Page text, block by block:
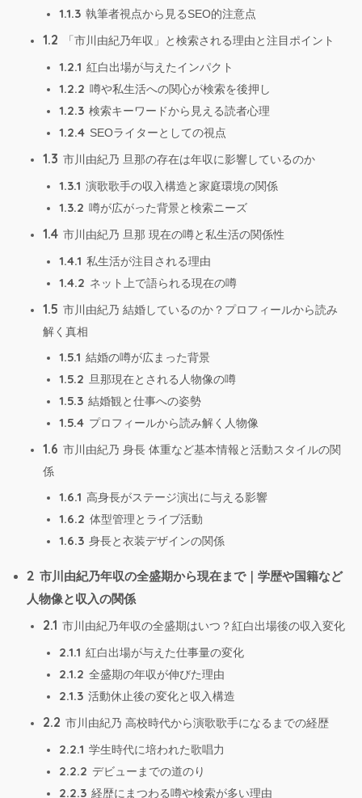
1.1.3 執筆者視点から見るSEO的注意点
1.2 「市川由紀乃年収」と検索される理由と注目ポイント
1.2.1 紅白出場が与えたインパクト
1.2.2 噂や私生活への関心が検索を後押し
1.2.3 検索キーワードから見える読者心理
1.2.4 SEOライターとしての視点
1.3 市川由紀乃 旦那の存在は年収に影響しているのか
1.3.1 演歌歌手の収入構造と家庭環境の関係
1.3.2 噂が広がった背景と検索ニーズ
1.4 市川由紀乃 旦那 現在の噂と私生活の関係性
1.4.1 私生活が注目される理由
1.4.2 ネット上で語られる現在の噂
1.5 市川由紀乃 結婚しているのか？プロフィールから読み
解く真相
1.5.1 結婚の噂が広まった背景
1.5.2 旦那現在とされる人物像の噂
1.5.3 結婚観と仕事への姿勢
1.5.4 プロフィールから読み解く人物像
1.6 市川由紀乃 身長 体重など基本情報と活動スタイルの関
係
1.6.1 高身長がステージ演出に与える影響
1.6.2 体型管理とライブ活動
1.6.3 身長と衣装デザインの関係
2 市川由紀乃年収の全盛期から現在まで｜学歴や国籍など
人物像と収入の関係
2.1 市川由紀乃年収の全盛期はいつ？紅白出場後の収入変化
2.1.1 紅白出場が与えた仕事量の変化
2.1.2 全盛期の年収が伸びた理由
2.1.3 活動休止後の変化と収入構造
2.2 市川由紀乃 高校時代から演歌歌手になるまでの経歴
2.2.1 学生時代に培われた歌唱力
2.2.2 デビューまでの道のり
2.2.3 経歴にまつわる噂や検索が多い理由